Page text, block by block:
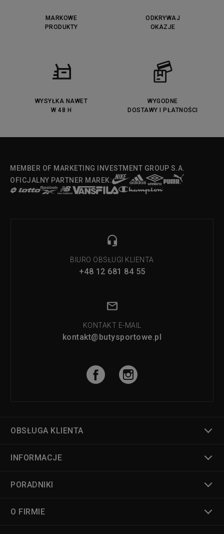
MARKOWE
PRODUKTY
ODKRYWAJ
OKAZJE
WYSYŁKA NAWET
W 48 H
WYGODNE
DOSTAWY I PŁATNOŚCI
MEMBER OF MARKETING INVESTMENT GROUP S.A.
OFICJALNY PARTNER MAREK:
BIURO OBSŁUGI KLIENTA
+48 12 681 84 55
KONTAKT E-MAIL
kontakt@butysportowe.pl
OBSŁUGA KLIENTA
INFORMACJE
PORADNIKI
O FIRMIE